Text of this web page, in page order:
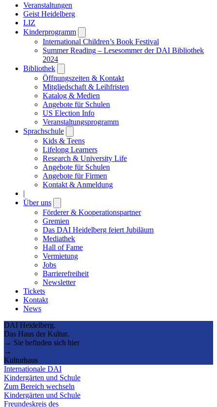
Veranstaltungen
Geist Heidelberg
LIZ
Kinderprogramm
submenu
International Children’s Book Festival
Summer Reading – Lesesommer der DAI Bibliothek
2024
Bibliothek
submenu
Öffnungszeiten & Kontakt
Mitgliedschaft & Leihfristen
Katalog & Medien
Angebote für Schulen
US Election Info
Veranstaltungsprogramm
Sprachschule
submenu
Kids & Teens
Lifelong Learners
Research & University Life
Angebote für Schulen
Angebote für Firmen
Kontakt & Anmeldung
|
Über uns
submenu
Förderer & Kooperationspartner
Gremien
Das DAI Heidelberg feiert Jubiläum
Mediathek
Hall of Fame
Vermietung
Jobs
Barrierefreiheit
Newsletter
Tickets
Kontakt
News
DAI Heidelberg.
Das Haus der Kultur.
→ Sie befinden sich hier
→
Kulturhaus
Internationale DAI
Kindergärten und Schule
Zum Bereich wechseln
Kindergärten und Schule
Freundeskreis des